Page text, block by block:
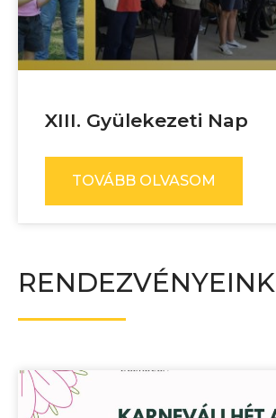
XIII. Gyülekezeti Nap
TOVÁBB OLVASOM
RENDEZVÉNYEINK